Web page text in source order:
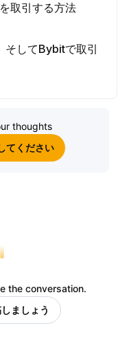
取引する方法
そしてBybitで取引
thoughts
てください
the conversation.
ましょう